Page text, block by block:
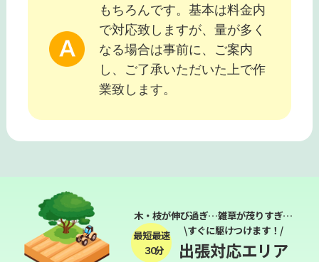
もちろんです。基本は料金内
で対応致しますが、量が多く
なる場合は事前に、ご案内
し、ご了承いただいた上で作
業致します。
木・枝が伸び過ぎ…雑草が茂りすぎ…
最短最速
３０分
\すぐに駆けつけます！/
出張対応エリア